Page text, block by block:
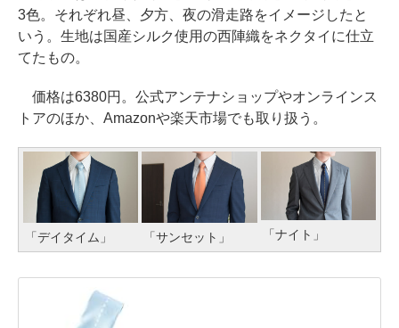
3色。それぞれ昼、夕方、夜の滑走路をイメージしたと
いう。生地は国産シルク使用の西陣織をネクタイに仕立
てたもの。
価格は6380円。公式アンテナショップやオンラインス
トアのほか、Amazonや楽天市場でも取り扱う。
「デイタイム」 「サンセット」 「ナイト」